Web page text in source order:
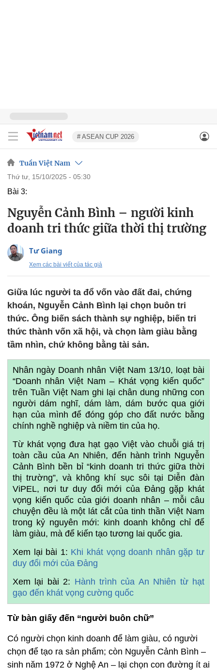
# ASEAN CUP 2026
Tuần Việt Nam
thứ tư, 15/10/2025 - 05:30
Bài 3:
Nguyễn Cảnh Bình – người kinh
doanh tri thức giữa thời thị trường
Tư Giang
Xem các bài viết của tác giả
Giữa lúc người ta đổ vốn vào đất đai, chứng
khoán, Nguyễn Cảnh Bình lại chọn buôn tri
thức. Ông biến sách thành sự nghiệp, biến tri
thức thành vốn xã hội, và chọn làm giàu bằng
tầm nhìn, chứ không bằng tài sản.
Nhân ngày Doanh nhân Việt Nam 13/10, loạt bài
“Doanh nhân Việt Nam – Khát vọng kiến quốc”
trên Tuần Việt Nam ghi lại chân dung những con
người dám nghĩ, dám làm, dám bước qua giới
hạn của mình để đóng góp cho đất nước bằng
chính nghề nghiệp và niềm tin của họ.
Từ khát vọng đưa hạt gạo Việt vào chuỗi giá trị
toàn cầu của An Nhiên, đến hành trình Nguyễn
Cảnh Bình bền bỉ “kinh doanh tri thức giữa thời
thị trường”, và không khí sục sôi tại Diễn đàn
ViPEL, nơi tư duy đổi mới của Đảng gặp khát
vọng kiến quốc của giới doanh nhân – mỗi câu
chuyện đều là một lát cắt của tinh thần Việt Nam
trong kỷ nguyên mới: kinh doanh không chỉ để
làm giàu, mà để kiến tạo tương lai quốc gia.
Xem lại bài 1: Khi khát vọng doanh nhân gặp tư
duy đổi mới của Đảng
Xem lại bài 2: Hành trình của An Nhiên từ hạt
gạo đến khát vọng cường quốc
Từ bàn giấy đến “người buôn chữ”
Có người chọn kinh doanh để làm giàu, có người
chọn để tạo ra sản phẩm; còn Nguyễn Cảnh Bình –
sinh năm 1972 ở Nghệ An – lại chọn con đường ít ai